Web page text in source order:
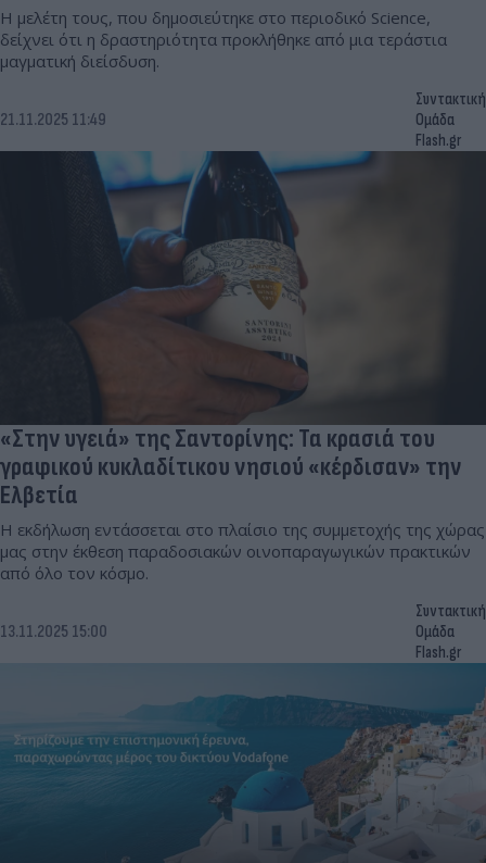
Η μελέτη τους, που δημοσιεύτηκε στο περιοδικό Science,
δείχνει ότι η δραστηριότητα προκλήθηκε από μια τεράστια
μαγματική διείσδυση.
21.11.2025 11:49
Συντακτική
Ομάδα
Flash.gr
«Στην υγειά» της Σαντορίνης: Τα κρασιά του
γραφικού κυκλαδίτικου νησιού «κέρδισαν» την
Ελβετία
Η εκδήλωση εντάσσεται στο πλαίσιο της συμμετοχής της χώρας
μας στην έκθεση παραδοσιακών οινοπαραγωγικών πρακτικών
από όλο τον κόσμο.
13.11.2025 15:00
Συντακτική
Ομάδα
Flash.gr